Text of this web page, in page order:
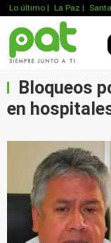
Lo último | La Paz |
Bloqueos
en